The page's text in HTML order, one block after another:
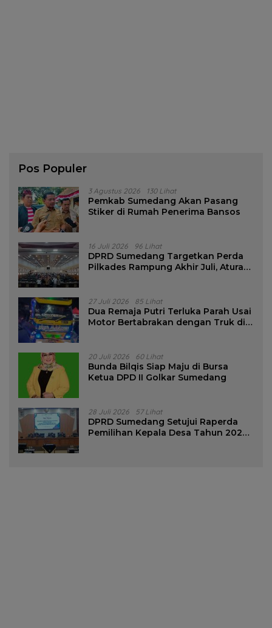
Pos Populer
3 Agustus 2026 130 Lihat
Pemkab Sumedang Akan Pasang
Stiker di Rumah Penerima Bansos
16 Juli 2026 96 Lihat
DPRD Sumedang Targetkan Perda
Pilkades Rampung Akhir Juli, Aturan
27 Juli 2026 85 Lihat
Dua Remaja Putri Terluka Parah Usai
Motor Bertabrakan dengan Truk di
20 Juli 2026 60 Lihat
Bunda Bilqis Siap Maju di Bursa
Ketua DPD II Golkar Sumedang
28 Juli 2026 57 Lihat
DPRD Sumedang Setujui Raperda
Pemilihan Kepala Desa Tahun 2026